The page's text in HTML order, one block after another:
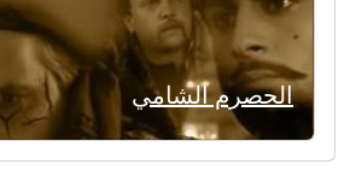
الحصرم الشامي